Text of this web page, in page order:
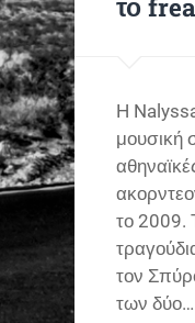
το
Η
μουσική
το 2009.
τον
των δύο…